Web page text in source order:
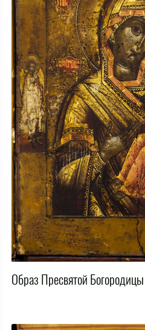
Образ Пресвятой